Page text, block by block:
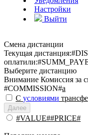
Настройки
Выйти
Смена дистанции
Текущая дистанция:
оплатили:
Выберите дистанцию
Внимание Комиссия за
#COMMISSION#a
С условиями
Далее
#VALUE##PRICE#